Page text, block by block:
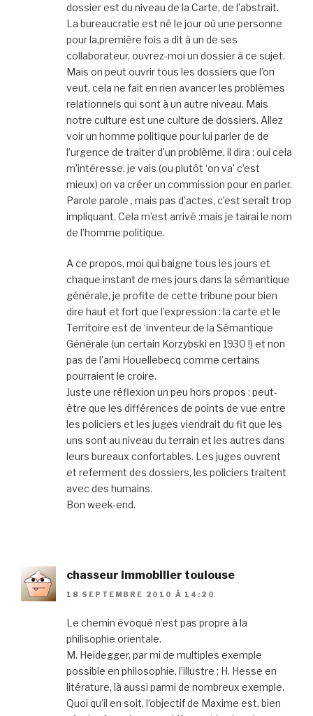
dossier est du niveau de la Carte, de l’abstrait.
La bureaucratie est né le jour où une personne
pour la,première fois a dit à un de ses
collaborateur, ouvrez-moi un dossier à ce sujet.
Mais on peut ouvrir tous les dossiers que l’on
veut, cela ne fait en rien avancer les problèmes
relationnels qui sont à un autre niveau. Mais
notre culture est une culture de dossiers. Allez
voir un homme politique pour lui parler de de
l’urgence de traiter d’un problème, il dira : oui cela
m’intéresse, je vais (ou plutôt ‘on va’ c’est
mieux) on va créer un commission pour en parler.
Parole parole , mais pas d’actes, c’est serait trop
impliquant. Cela m’est arrivé :mais je tairai le nom
de l’homme politique.
A ce propos, moi qui baigne tous les jours et
chaque instant de mes jours dans la sémantique
générale, je profite de cette tribune pour bien
dire haut et fort que l’expression : la carte et le
Territoire est de ‘inventeur de la Sémantique
Générale (un certain Korzybski en 1930 !) et non
pas de l’ami Houellebecq comme certains
pourraient le croire.
Juste une réflexion un peu hors propos : peut-
être que les différences de points de vue entre
les policiers et les juges viendrait du fit que les
uns sont au niveau du terrain et les autres dans
leurs bureaux confortables. Les juges ouvrent
et referment des dossiers, les policiers traitent
avec des humains.
Bon week-end.
chasseur immobilier toulouse
18 SEPTEMBRE 2010 À 14:20
Le chemin évoqué n’est pas propre à la
philisophie orientale.
M. Heidegger, par mi de multiples exemple
possible en philosophie, l’illustre ; H. Hesse en
litérature, là aussi parmi de nombreux exemple.
Quoi qu’il en soit, l’objectif de Maxime est, bien